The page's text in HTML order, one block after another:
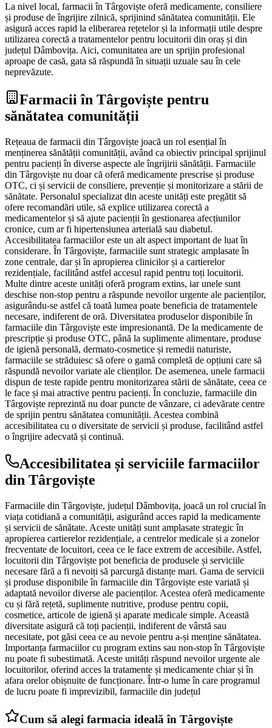
La nivel local, farmacii în Târgoviște oferă medicamente, consiliere
și produse de îngrijire zilnică, sprijinind sănătatea comunității. Ele
asigură acces rapid la eliberarea rețetelor și la informații utile despre
utilizarea corectă a tratamentelor pentru locuitorii din oraș și din
județul Dâmbovița. Aici, comunitatea are un sprijin profesional
aproape de casă, gata să răspundă în situații uzuale sau în cele
neprevăzute.
Farmacii în Târgoviște pentru
sănătatea comunității
Rețeaua de farmacii din Târgoviște joacă un rol esențial în
menținerea sănătății comunității, având ca obiectiv principal sprijinul
pentru pacienți în diverse aspecte ale îngrijirii sănătății. Farmaciile
din Târgoviște nu doar că oferă medicamente prescrise și produse
OTC, ci și servicii de consiliere, prevenție și monitorizare a stării de
sănătate. Personalul specializat din aceste unități este pregătit să
ofere recomandări utile, să explice utilizarea corectă a
medicamentelor și să ajute pacienții în gestionarea afecțiunilor
cronice, cum ar fi hipertensiunea arterială sau diabetul.
Accesibilitatea farmaciilor este un alt aspect important de luat în
considerare. În Târgoviște, farmaciile sunt strategic amplasate în
zone centrale, dar și în apropierea clinicilor și a cartierelor
rezidențiale, facilitând astfel accesul rapid pentru toți locuitorii.
Multe dintre aceste unități oferă program extins, iar unele sunt
deschise non-stop pentru a răspunde nevoilor urgente ale pacienților,
asigurându-se astfel că toată lumea poate beneficia de tratamentele
necesare, indiferent de oră. Diversitatea produselor disponibile în
farmaciile din Târgoviște este impresionantă. De la medicamente de
prescripție și produse OTC, până la suplimente alimentare, produse
de igienă personală, dermato-cosmetice și remedii naturiste,
farmaciile se străduiesc să ofere o gamă completă de opțiuni care să
răspundă nevoilor variate ale clienților. De asemenea, unele farmacii
dispun de teste rapide pentru monitorizarea stării de sănătate, ceea ce
le face și mai atractive pentru pacienți. În concluzie, farmaciile din
Târgoviște reprezintă nu doar puncte de vânzare, ci adevărate centre
de sprijin pentru sănătatea comunității. Acestea combină
accesibilitatea cu o diversitate de servicii și produse, facilitând astfel
o îngrijire adecvată și continuă.
Accesibilitatea și serviciile farmaciilor
din Târgoviște
Farmaciile din Târgoviște, județul Dâmbovița, joacă un rol crucial în
viața cotidiană a comunității, asigurând acces rapid la medicamente
și servicii de sănătate. Aceste unități sunt amplasate strategic în
apropierea cartierelor rezidențiale, a centrelor medicale și a zonelor
frecventate de locuitori, ceea ce le face extrem de accesibile. Astfel,
locuitorii din Târgoviște pot beneficia de produsele și serviciile
necesare fără a fi nevoiți să parcurgă distanțe mari. Gama de servicii
și produse disponibile în farmaciile din Târgoviște este variată și
adaptată nevoilor diverse ale pacienților. Acestea oferă medicamente
cu și fără rețetă, suplimente nutritive, produse pentru copii,
cosmetice, articole de igienă și aparate medicale simple. Această
diversitate asigură că toți pacienții, indiferent de vârstă sau
necesitate, pot găsi ceea ce au nevoie pentru a-și menține sănătatea.
Importanța farmaciilor cu program extins sau non-stop în Târgoviște
nu poate fi subestimată. Aceste unități răspund nevoilor urgente ale
locuitorilor, oferind acces la tratamente și medicamente chiar și în
afara orelor obișnuite de funcționare. Într-o lume în care programul
de lucru poate fi imprevizibil, farmaciile din județul
Cum să alegi farmacia ideală în Târgoviște